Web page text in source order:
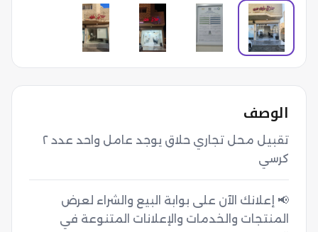
الوصف
كرسي
📢 إعلانك الآن على بوابة البيع والشراء لعرض
المنتجات والخدمات والإعلانات المتنوعة في